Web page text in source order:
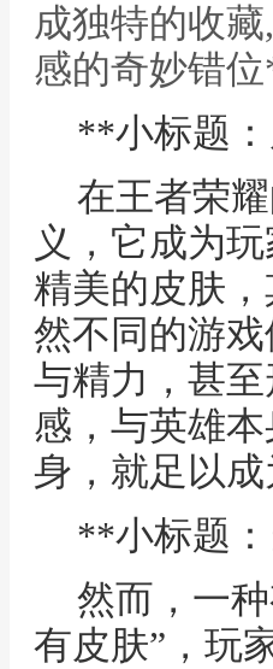
成独特的收
感的奇妙错
**小标题
在王者荣
义，它成为
精美的皮肤
然不同的游
与精力，甚
感，与英雄
身，就足以
**小标题
然而，一
有皮肤”，玩